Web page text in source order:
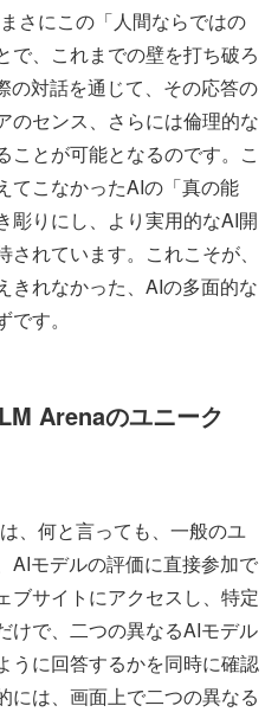
さにこの「人間ならではの
で、これまでの壁を打ち破ろ
の対話を通じて、その応答の
のセンス、さらには倫理的な
ことが可能となるのです。こ
てこなかったAIの「真の能
彫りにし、より実用的なAI開
れています。これこそが、
きれなかった、AIの多面的な
す。
Arenaのユニーク
、何と言っても、一般のユ
AIモデルの評価に直接参加で
ブサイトにアクセスし、特定
けで、二つの異なるAIモデル
うに回答するかを同時に確認
には、画面上で二つの異なる